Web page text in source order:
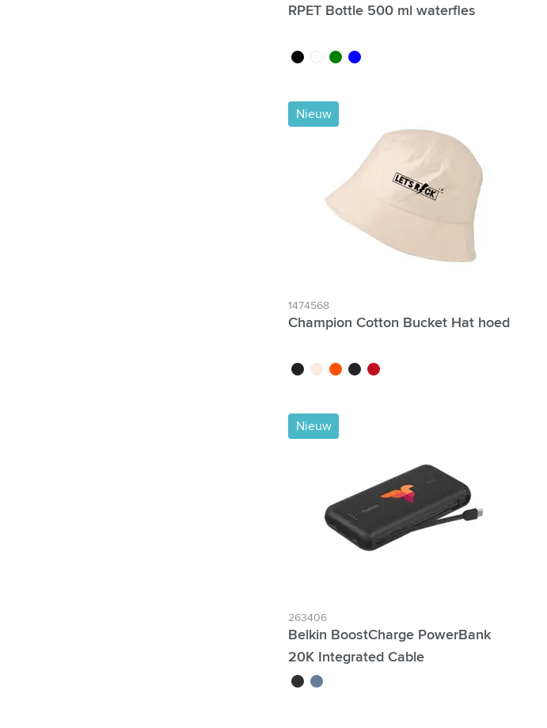
RPET Bottle 500 ml waterfles
noir translucide
vert bleu
Nieuw
1474568
Champion Cotton Bucket Hat hoed
noir beigeorangebleu marine
rouge
Nieuw
263406
Belkin BoostCharge PowerBank
20K Integrated Cable
noir bleu